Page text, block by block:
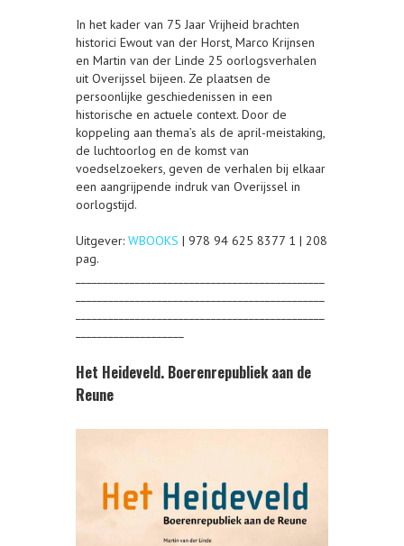
In het kader van 75 Jaar Vrijheid brachten
historici Ewout van der Horst, Marco Krijnsen
en Martin van der Linde 25 oorlogsverhalen
uit Overijssel bijeen. Ze plaatsen de
persoonlijke geschiedenissen in een
historische en actuele context. Door de
koppeling aan thema’s als de april-meistaking,
de luchtoorlog en de komst van
voedselzoekers, geven de verhalen bij elkaar
een aangrijpende indruk van Overijssel in
oorlogstijd.
Uitgever: WBOOKS | 978 94 625 8377 1 | 208
pag.
Het Heideveld. Boerenrepubliek aan de
Reune